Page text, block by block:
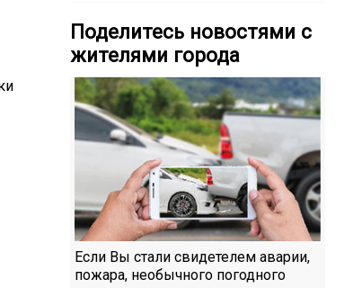
Поделитесь новостями с
жителями города
Если Вы стали свидетелем аварии,
пожара, необычного погодного